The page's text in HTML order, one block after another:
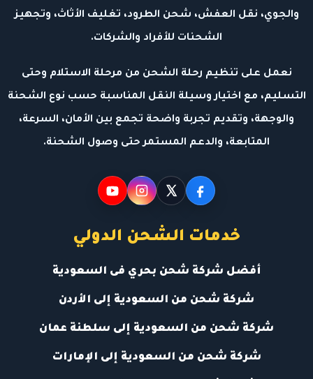
والجوي، نقل العفش، شحن الطرود، تغليف الأثاث، وتجهيز
الشحنات للأفراد والشركات.
نعمل على تنظيم رحلة الشحن من مرحلة الاستلام وحتى
التسليم، مع اختيار وسيلة النقل المناسبة حسب نوع الشحنة
والوجهة، وتقديم تجربة واضحة تجمع بين الأمان، السرعة،
المتابعة، والدعم المستمر حتى وصول الشحنة.
خدمات الشحن الدولي
أفضل شركة شحن بحري فى السعودية
شركة شحن من السعودية إلى الأردن
شركة شحن من السعودية إلى سلطنة عمان
شركة شحن من السعودية إلى الإمارات